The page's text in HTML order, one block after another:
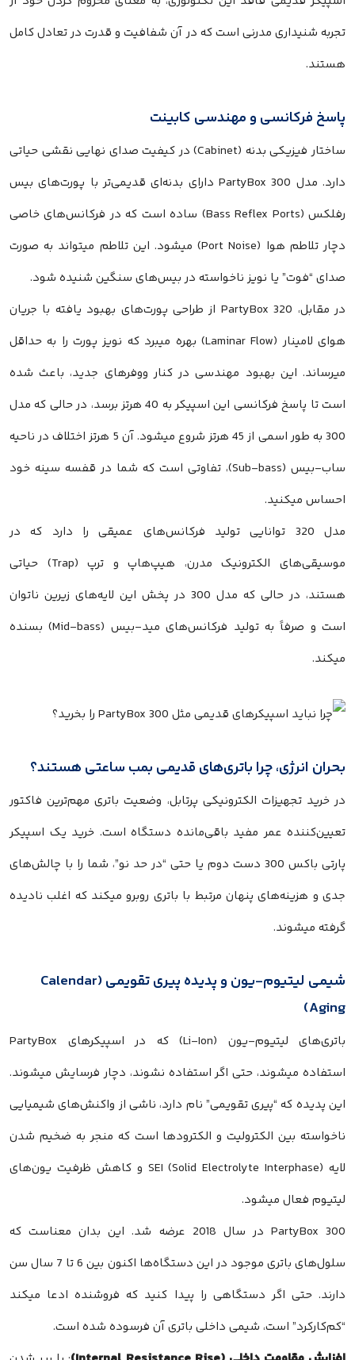
تجربه شنیداری مدرنی است که در آن شفافیت و قدرت در تعادل کامل
هستند.
پاسخ فرکانسی و مهندسی کابینت
ساختار فیزیکی بدنه (Cabinet) در کیفیت صدای نهایی نقشی حیاتی
دارد. مدل PartyBox 300 دارای بدنه‌ای قدیمی‌تر با پورت‌های بیس
رفلکس (Bass Reflex Ports) ساده است که در فرکانس‌های خاصی
دچار تلاطم هوا (Port Noise) میشود. این تلاطم میتواند به صورت
صدای “فوت” یا نویز ناخواسته در بیس‌های سنگین شنیده شود.
در مقابل، PartyBox 320 از طراحی پورت‌های بهبود یافته با جریان
هوای لامینار (Laminar Flow) بهره میبرد که نویز پورت را به حداقل
میرساند. این بهبود مهندسی در کنار ووفرهای جدید، باعث شده
است تا پاسخ فرکانسی این اسپیکر به 40 هرتز برسد، در حالی که مدل
300 به طور اسمی از 45 هرتز شروع میشود. آن 5 هرتز اختلاف در ناحیه
ساب-بیس (Sub-bass)، تفاوتی است که شما در قفسه سینه خود
احساس میکنید.
مدل 320 توانایی تولید فرکانس‌های عمیقی را دارد که در
موسیقی‌های الکترونیک مدرن، هیپ‌هاپ و ترپ (Trap) حیاتی
هستند، در حالی که مدل 300 در پخش این لایه‌های زیرین ناتوان
است و صرفاً به تولید فرکانس‌های مید-بیس (Mid-bass) بسنده
میکند.
بحران انرژی، چرا باتری‌های قدیمی بمب ساعتی هستند؟
در خرید تجهیزات الکترونیکی پرتابل، وضعیت باتری مهم‌ترین فاکتور
تعیین‌کننده عمر مفید باقی‌مانده دستگاه است. خرید یک اسپیکر
پارتی باکس 300 دست دوم یا حتی “در حد نو”، شما را با چالش‌های
جدی و هزینه‌های پنهان مرتبط با باتری روبرو میکند که اغلب نادیده
گرفته میشوند.
شیمی لیتیوم-یون و پدیده پیری تقویمی (Calendar
Aging)
باتری‌های لیتیوم-یون (Li-Ion) که در اسپیکرهای PartyBox
استفاده میشوند، حتی اگر استفاده نشوند، دچار فرسایش میشوند.
این پدیده که “پیری تقویمی” نام دارد، ناشی از واکنش‌های شیمیایی
ناخواسته بین الکترولیت و الکترودها است که منجر به ضخیم شدن
لایه SEI (Solid Electrolyte Interphase) و کاهش ظرفیت یون‌های
لیتیوم فعال میشود.
PartyBox 300 در سال 2018 عرضه شد. این بدان معناست که
سلول‌های باتری موجود در این دستگاه‌ها اکنون بین 6 تا 7 سال سن
دارند. حتی اگر دستگاهی را پیدا کنید که فروشنده ادعا میکند
“کم‌کارکرد” است، شیمی داخلی باتری آن فرسوده شده است.